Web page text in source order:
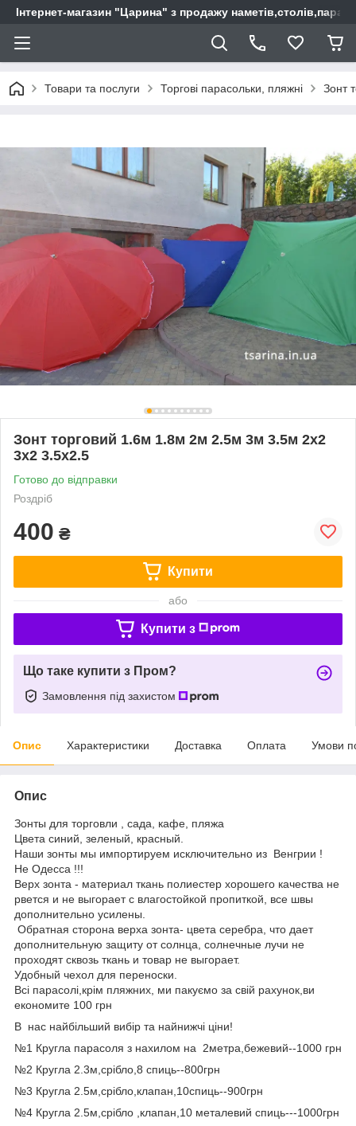
Інтернет-магазин "Царина" з продажу
Товари та послуги Торгові парасольки, пляжні Зонт
Зонт торговий 1.6м 1.8м 2м 2.5м 3м 3.5м 2х2
3х2 3.5х2.5
Готово до відправки
Роздріб
400 ₴
Купити
або
Купити з
Що таке купити з Пром?
Замовлення під захистом
Опис Характеристики Доставка Оплата Умови
Опис
Зонты для торговли , сада, кафе, пляжа
Цвета синий, зеленый, красный.
Наши зонты мы импортируем исключительно из Венгрии !
Не Одесса !!!
Верх зонта - материал ткань полиестер хорошего качества не
рвется и не выгорает с влагостойкой пропиткой, все швы
дополнительно усилены.
Обратная сторона верха зонта- цвета серебра, что дает
дополнительную защиту от солнца, солнечные лучи не
проходят сквозь ткань и товар не выгорает.
Удобный чехол для переноски.
Всі парасолі,крім пляжних, ми пакуємо за свій рахунок,ви
економите 100 грн
В нас найбільший вибір та найнижчі ціни!
№1 Кругла парасоля з нахилом на 2метра,бежевий--1000 грн
№2 Кругла 2.3м,срібло,8 спиць--800грн
№3 Кругла 2.5м,срібло,клапан,10спиць--900грн
№4 Кругла 2.5м,срібло ,клапан,10 металевий спиць---1000грн